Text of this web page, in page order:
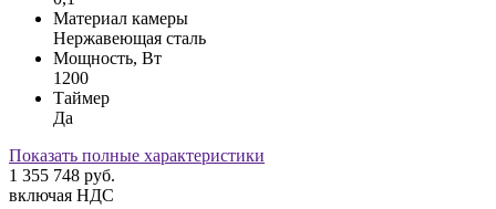
Материал камеры
Нержавеющая сталь
Мощность, Вт
1200
Таймер
Да
Показать полные характеристики
1 355 748 руб.
включая НДС